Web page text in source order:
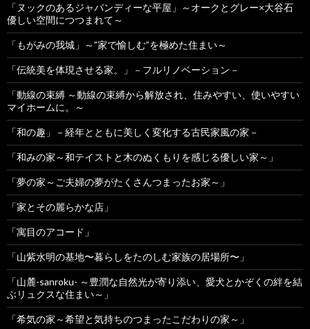
「ヌックのあるジャパンディーな平屋」～オークとグレー×大谷石
優しい空間につつまれて～
「もがみの我城」～”家で愉しむ”を極めた住まい～
「伝統美を体現させる家。」－フルリノベーション－
「動線の束縛 ～動線の束縛から解放され、住みやすい、使いやすい
マイホームに。～
「和の趣」－経年とともに美しく変化する古民家風の家－
「和みの家～和テイストと木のぬくもりを感じる優しい家～」
「夢の家～ご夫婦の夢がたくさんつまったお家～」
「家とその麗らかな店」
「寓目のアコード」
「山紫水明の基地〜暮らしをたのしむ家族の居場所〜」
「山麓-sanroku- ～豊潤な自然光が寄り添い、愛犬とかぞくの絆を結
ぶリュクスな住まい～」
「希気の家～希望と気持ちのつまったこだわりの家～」